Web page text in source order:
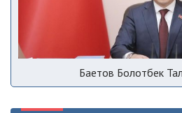
Баетов Болотбек